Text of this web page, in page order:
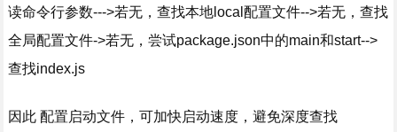
读命令行参数--->若无，查找本地local配置文件-->若无，查找
全局配置文件->若无，尝试package.json中的main和start-->
查找index.js
因此 配置启动文件，可加快启动速度，避免深度查找